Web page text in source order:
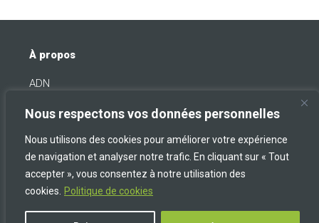
Nous respectons vos données personnelles
Nous utilisons des cookies pour améliorer votre expérience
de navigation et analyser notre trafic. En cliquant sur « Tout
accepter », vous consentez à notre utilisation des
cookies.
Politique de cookies
À propos
ADN
Projets
Agences
Une question ? Un besoin ? Contactez-nous !